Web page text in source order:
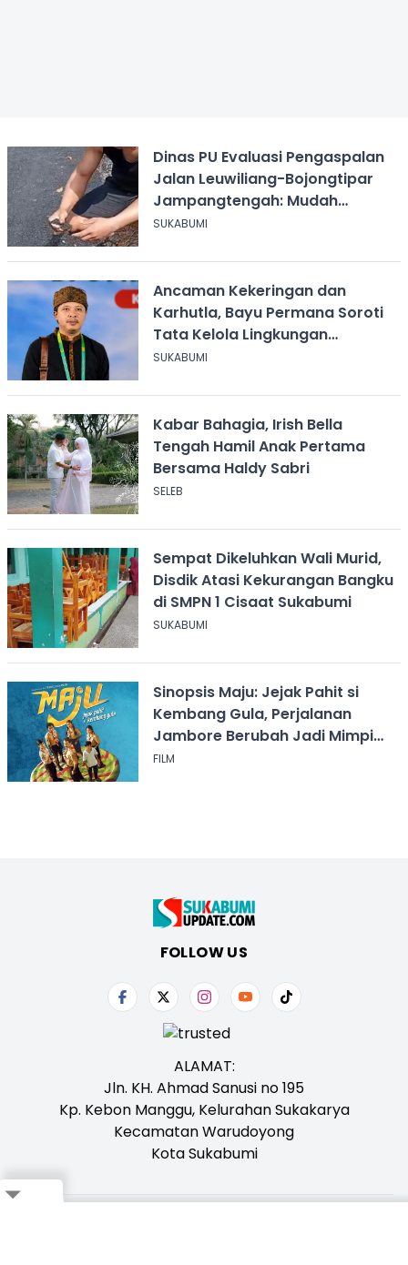
Dinas PU Evaluasi Pengaspalan
Jalan Leuwiliang-Bojongtipar
Jampangtengah: Mudah
Mengelupas
SUKABUMI
Ancaman Kekeringan dan
Karhutla, Bayu Permana Soroti
Tata Kelola Lingkungan
Sukabumi
SUKABUMI
Kabar Bahagia, Irish Bella
Tengah Hamil Anak Pertama
Bersama Haldy Sabri
SELEB
Sempat Dikeluhkan Wali Murid,
Disdik Atasi Kekurangan Bangku
di SMPN 1 Cisaat Sukabumi
SUKABUMI
Sinopsis Maju: Jejak Pahit si
Kembang Gula, Perjalanan
Jambore Berubah Jadi Mimpi
Buruk
FILM
FOLLOW US
ALAMAT:
Jln. KH. Ahmad Sanusi no 195
Kp. Kebon Manggu, Kelurahan Sukakarya
Kecamatan Warudoyong
Kota Sukabumi